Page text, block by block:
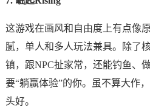
这游戏在画风和自由度上有点像
腻，单人和多人玩法兼具。除了
镇，跟NPC扯家常，还能钓鱼、
要“躺赢体验”的你。虽不算大作
头好。